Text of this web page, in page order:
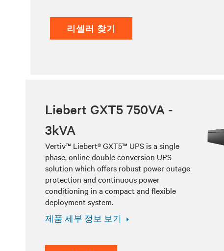
리셀러 찾기
Liebert GXT5 750VA -
3kVA
Vertiv™ Liebert® GXT5™ UPS is a single
phase, online double conversion UPS
solution which offers robust power outage
protection and continuous power
conditioning in a compact and flexible
deployment system.
제품 세부 정보 보기